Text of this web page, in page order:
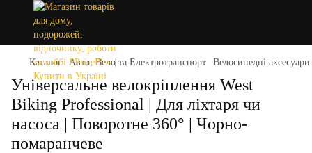
Каталог Авто, Вело та Електротранспорт Велосипедні аксесуари
Універсальне велокріплення West
Biking Professional | Для ліхтаря чи
насоса | Поворотне 360° | Чорно-
помаранчеве